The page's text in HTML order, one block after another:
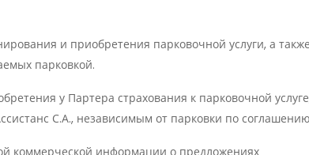
и приобретения парковочной услуги, а также
парковкой.
у Партера страхования к парковочной
С.А., независимым от парковки по